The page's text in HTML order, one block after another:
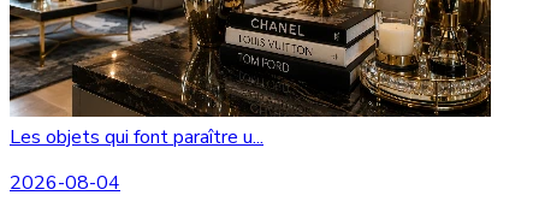
Les objets qui font paraître u...
2026-08-04